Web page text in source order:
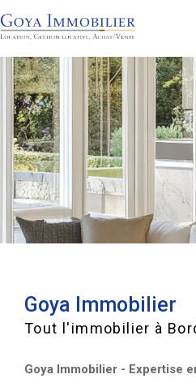
Goya Immobilier
Tout l'immobilier à
Goya Immobilier - Expertise